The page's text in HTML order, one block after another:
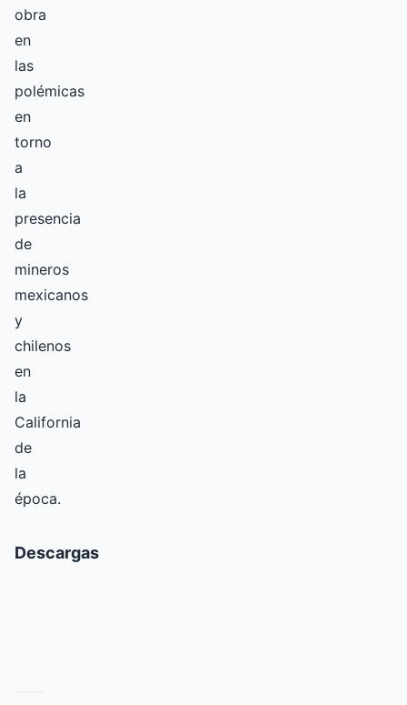
obra
en
las
polémicas
en
torno
a
la
presencia
de
mineros
mexicanos
y
chilenos
en
la
California
de
la
época.
Descargas